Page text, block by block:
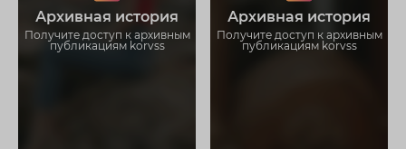
Архивная история
Получите доступ к архивным
публикациям korvss
Загружайте истории без
ограничений
Архивная история
Получите доступ к архивным
публикациям korvss
Загружайте истории без
ограничений